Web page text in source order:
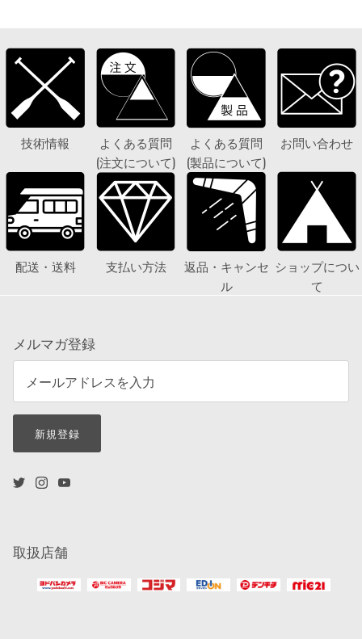
技術情報
よくある質問
(注文について)
よくある質問
(製品について)
お問い合わせ
配送・送料 支払い方法
返品・キャンセ
ル
ショップについ
て
メルマガ登録
新規登録
取扱店舗